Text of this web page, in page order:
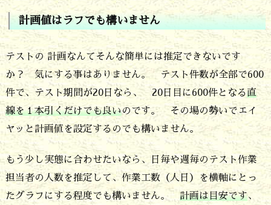
画
値
は
ラ
フ
で
構
い
ま
計画値はラフでも構いません
テストの 計画なんてそんな簡単には推定できないです
か？ 気にする事はありません。 テスト件数が全部で600
件で、テスト期間が20日なら、 20日目に600件となる直
線を１本引くだけでも良いのです。 その場の勢いでエイ
ヤッと計画値を設定するのでも構いません。
もう少し実態に合わせたいなら、日毎や週毎のテスト作業
担当者の人数を推定して、作業工数（人日）を横軸にとっ
たグラフにする程度でも構いません。計画は目安です、